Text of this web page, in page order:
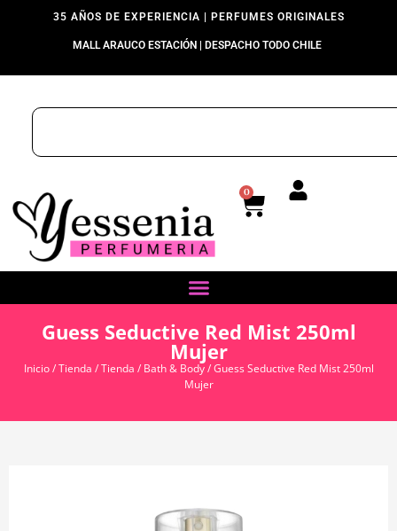
35 AÑOS DE EXPERIENCIA | PERFUMES ORIGINALES
MALL ARAUCO ESTACIÓN | DESPACHO TODO CHILE
0
Guess Seductive Red Mist 250ml
Mujer
Inicio/Tienda /Tienda / Bath & Body/ Guess Seductive Red Mist 250ml
Mujer